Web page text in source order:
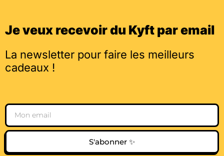
Je veux recevoir du Kyft par email
La newsletter pour faire les meilleurs
cadeaux !
Email
S'abonner ✨